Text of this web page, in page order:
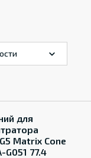
для
Matrix Cone
G051 77.4